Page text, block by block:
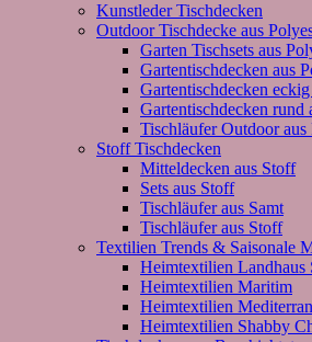
Kunstleder Tischdecken
Outdoor Tischdecke aus
Garten Tischsets aus
Gartentischdecken aus
Gartentischdecken
Gartentischdecken rund
Tischläufer Outdoor aus
Stoff Tischdecken
Mitteldecken aus Stoff
Sets aus Stoff
Tischläufer aus Samt
Tischläufer aus Stoff
Textilien Trends & Saisonale
Heimtextilien Landhaus
Heimtextilien Maritim
Heimtextilien Mediterran
Heimtextilien Shabby